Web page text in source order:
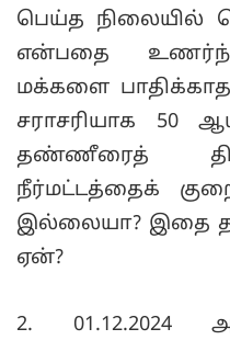
பெய்த நிலையில்
என்பதை
மக்களை
சராசரியாக 50
தண்ணீரைத்
நீர்மட்டத்தைக்
இல்லையா? இதை
ஏன்?
2.